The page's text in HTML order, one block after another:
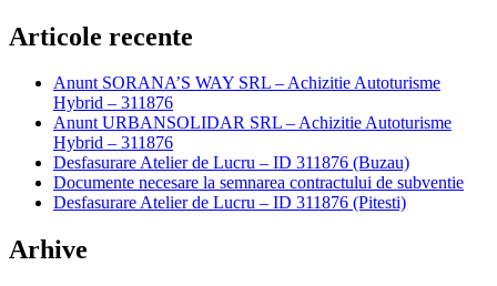
Articole recente
Anunt SORANA’S WAY SRL – Achizitie Autoturisme
Hybrid – 311876
Anunt URBANSOLIDAR SRL – Achizitie Autoturisme
Hybrid – 311876
Desfasurare Atelier de Lucru – ID 311876 (Buzau)
Documente necesare la semnarea contractului de subventie
Desfasurare Atelier de Lucru – ID 311876 (Pitesti)
Arhive